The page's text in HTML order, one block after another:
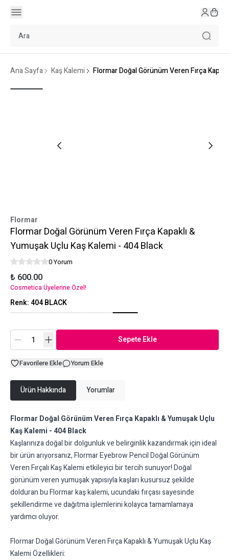
Ana Sayfa Kaş Kalemi Flormar Doğal Görünüm Veren Fırça
Flormar
Flormar Doğal Görünüm Veren Fırça Kapaklı &
Yumuşak Uçlu Kaş Kalemi - 404 Black
0 Yorum
₺ 600.00
Cosmetica Üyelerine Özel!
Renk: 404 BLACK
Sepete Ekle
Favorilere Ekle Yorum Ekle
Ürün Hakkında Yorumlar
Flormar Doğal Görünüm Veren Fırça Kapaklı & Yumuşak Uçlu
Kaş Kalemi - 404 Black
Kaşlarınıza doğal bir dolgunluk ve belirginlik kazandırmak için ideal
bir ürün arıyorsanız, Flormar Eyebrow Pencil Doğal Görünüm
Veren Fırçalı Kaş Kalemi etkileyici bir tercih sunuyor! Doğal
görünüm veren yumuşak yapısıyla kaşları kusursuz şekilde
dolduran bu Flormar kaş kalemi, ucundaki fırçası sayesinde
şekillendirme ve dağıtma işlemlerini kolayca tamamlamaya
yardımcı oluyor.
Flormar Doğal Görünüm Veren Fırça Kapaklı & Yumuşak Uçlu Kaş
Kalemi Özellikleri: